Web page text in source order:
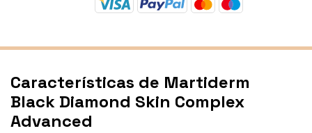
Características de Martiderm
Black Diamond Skin Complex
Advanced